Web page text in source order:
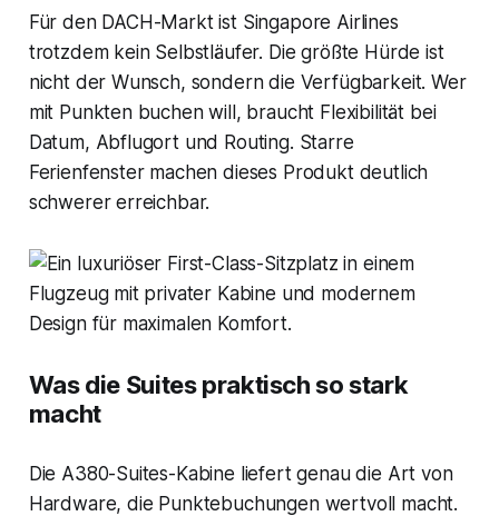
Für den DACH-Markt ist Singapore Airlines
trotzdem kein Selbstläufer. Die größte Hürde ist
nicht der Wunsch, sondern die Verfügbarkeit. Wer
mit Punkten buchen will, braucht Flexibilität bei
Datum, Abflugort und Routing. Starre
Ferienfenster machen dieses Produkt deutlich
schwerer erreichbar.
Was die Suites praktisch so stark
macht
Die A380-Suites-Kabine liefert genau die Art von
Hardware, die Punktebuchungen wertvoll macht.